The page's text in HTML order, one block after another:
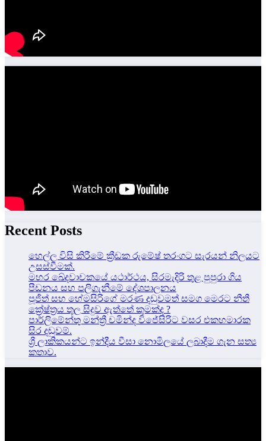
Recent Posts
හෙල්ල විසි කිරීමේ ක්‍රීඩක රුමේෂ් තරංගට සැරයන් නිලයට
උසස්වීමක්.
මහර ඛේදවාචකයේ යථාර්ථය, සිරමැදිරි තුළ පුපුරා ගිය
පීඩනය සහ පලිගැනීමේ දේශපාලනය
පූජිත් සහ හේමසිරිගේ මරණ දඩුවමත් සමග මෙරට නීතී
ක්‍රේෂ්ත්‍රය තුල සිදුව ඇත්තේ කුමක්ද ?
පාර්ලිමේන්තු මන්ත්‍රී චමින්ද විජේසිරිට වසර එකහමාරක
සිර දඬුවම්.
ශ්‍රී ලාකිකයන්ට ඉන්දීය වීසා නොමිලයේ ලබාදීම ගැන සත්‍ය
කතාව.